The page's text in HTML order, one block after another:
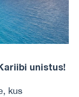
unistus!
kus